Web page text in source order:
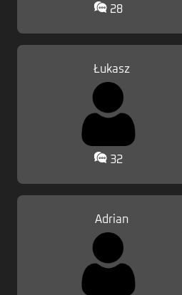
28
Łukasz
32
Adrian